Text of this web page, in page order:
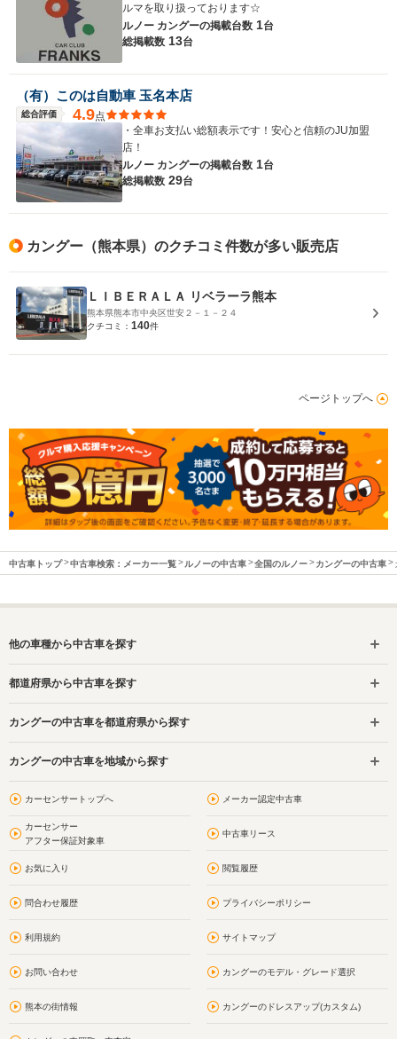
ルマを取り扱っております☆
ルノー カングーの掲載台数 1台
総掲載数 13台
（有）このは自動車 玉名本店
総合評価 4.9点
・全車お支払い総額表示です！安心と信頼のJU加盟
店！
ルノー カングーの掲載台数 1台
総掲載数 29台
カングー（熊本県）のクチコミ件数が多い販売店
ＬＩＢＥＲＡＬＡ リベラーラ熊本
熊本県熊本市中央区世安２－１－２４
クチコミ： 140件
ページトップへ
中古車トップ 中古車検索：メーカー一覧 ルノーの中古車 全国のルノー カングーの中古車
他の車種から中古車を探す
都道府県から中古車を探す
カングーの中古車を都道府県から探す
カングーの中古車を地域から探す
カーセンサートップへ メーカー認定中古車
カーセンサー
アフター保証対象車
中古車リース
お気に入り 閲覧履歴
問合わせ履歴 プライバシーポリシー
利用規約 サイトマップ
お問い合わせ カングーのモデル・グレード選択
熊本の街情報 カングーのドレスアップ(カスタム)